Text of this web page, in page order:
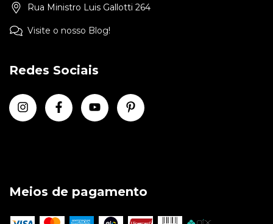
Rua Ministro Luis Gallotti 264
Visite o nosso Blog!
Redes Sociais
Meios de pagamento